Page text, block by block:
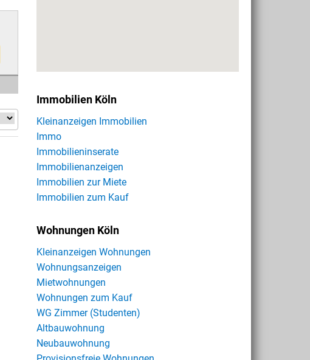
Immobilien Köln
Kleinanzeigen Immobilien
Immo
Immobilieninserate
Immobilienanzeigen
Immobilien zur Miete
Immobilien zum Kauf
Wohnungen Köln
Kleinanzeigen Wohnungen
Wohnungsanzeigen
Mietwohnungen
Wohnungen zum Kauf
WG Zimmer (Studenten)
Altbauwohnung
Neubauwohnung